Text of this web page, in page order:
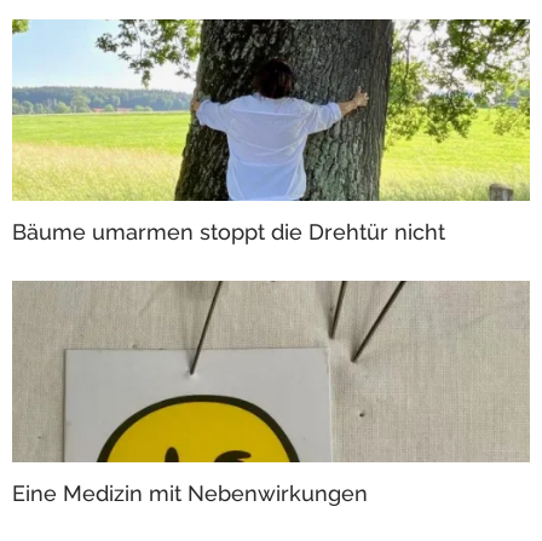
Bäume umarmen stoppt die Drehtür nicht
Eine Medizin mit Nebenwirkungen